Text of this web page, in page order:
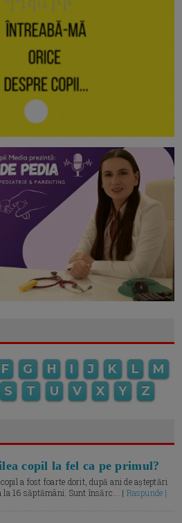
F G H I J K L
M
S T U V X Y Z
copil la fel ca pe primul?
a fost foarte dorit, după ani de așteptări
la 16 săptămâni. Sunt însărc... | Raspunde |